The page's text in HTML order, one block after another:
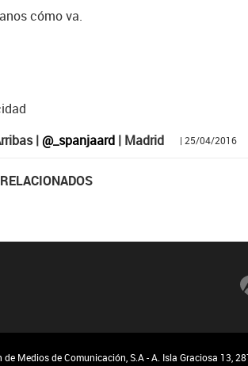
cómo va.
|@_spanjaard | Madrid | 25/04/2016
Medios de Comunicación, S.A - A. Isla Graciosa 13,